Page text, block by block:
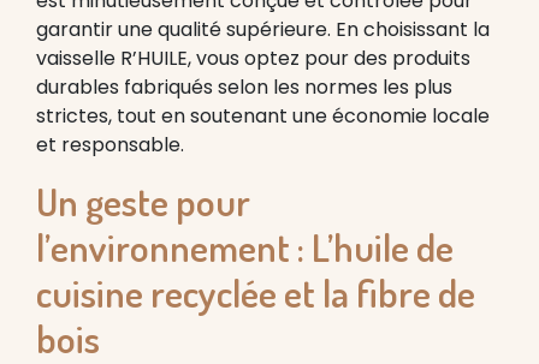
garantir une qualité supérieure. En choisissant la
vaisselle R’HUILE, vous optez pour des produits
durables fabriqués selon les normes les plus
strictes, tout en soutenant une économie locale
et responsable.
Un geste pour
l’environnement : L’huile de
cuisine recyclée et la fibre de
bois